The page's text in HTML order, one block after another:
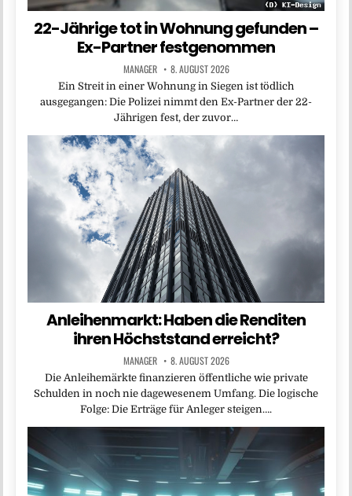
22-Jährige tot in Wohnung gefunden –
Ex-Partner festgenommen
MANAGER 8. AUGUST 2026
Ein Streit in einer Wohnung in Siegen ist tödlich
ausgegangen: Die Polizei nimmt den Ex-Partner der 22-
Jährigen fest, der zuvor…
Anleihenmarkt: Haben die Renditen
ihren Höchststand erreicht?
MANAGER 8. AUGUST 2026
Die Anleihemärkte finanzieren öffentliche wie private
Schulden in noch nie da­gewesenem Umfang. Die logische
Folge: Die Erträge für Anleger steigen….